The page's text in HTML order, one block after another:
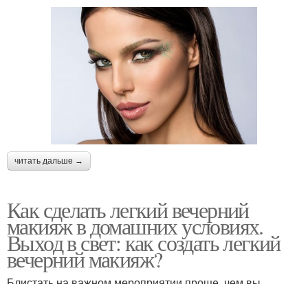
читать дальше →
Как сделать легкий вечерний
макияж в домашних условиях.
Выход в свет: как создать легкий
вечерний макияж?